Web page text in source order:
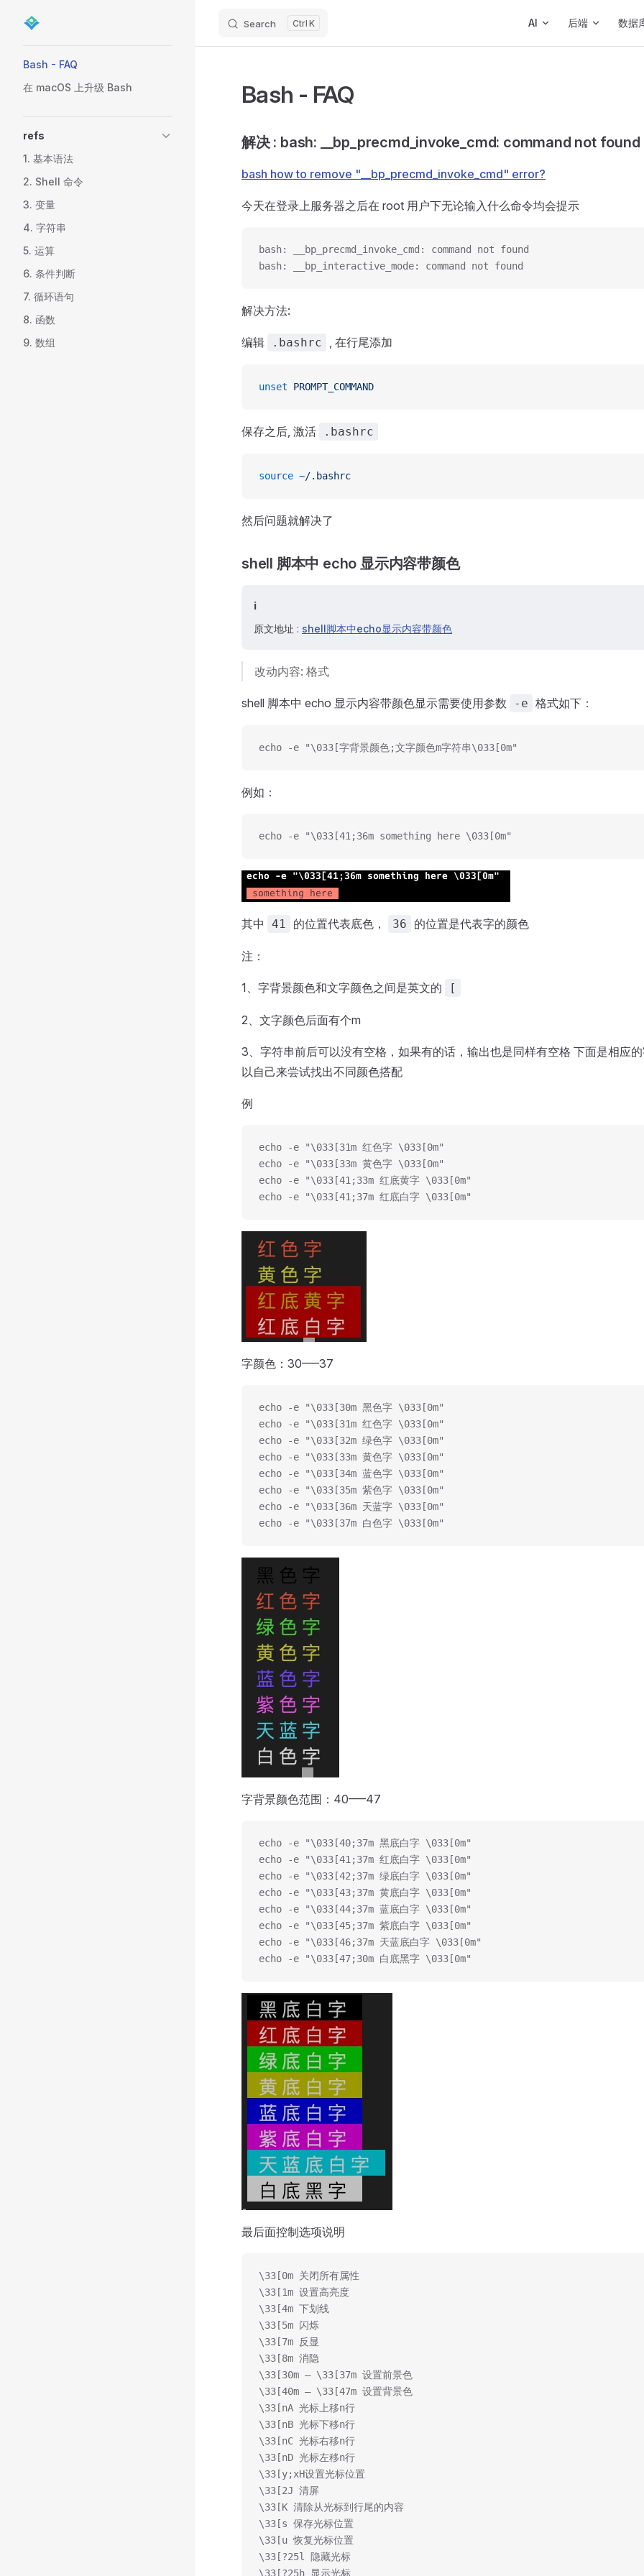
Skip to content Search K AI 后端 数据
Bash - FAQ
在 macOS 上升级 Bash
refs
1. 基本语法
2. Shell 命令
3. 变量
4. 字符串
5. 运算
6. 条件判断
7. 循环语句
8. 函数
9. 数组
Bash - FAQ
解决 : bash: __bp_precmd_invoke_cmd: command not found
bash how to remove "__bp_precmd_invoke_cmd" error?
今天在登录上服务器之后在 root 用户下无论输入什么命令均会提示
bash: __bp_precmd_invoke_cmd: command not found
bash: __bp_interactive_mode: command not found
解决方法:
编辑 .bashrc , 在行尾添加
unset PROMPT_COMMAND
保存之后, 激活 .bashrc
source ~/.bashrc
然后问题就解决了
shell 脚本中 echo 显示内容带颜色
ℹ️
原文地址 : shell脚本中echo显示内容带颜色
改动内容: 格式
shell 脚本中 echo 显示内容带颜色显示需要使用参数 -e 格式如下：
echo -e "\033[字背景颜色;文字颜色m字符串\033[0m"
例如：
echo -e "\033[41;36m something here \033[0m"
其中 41 的位置代表底色， 36 的位置是代表字的颜色
注：
1、字背景颜色和文字颜色之间是英文的 [
2、文字颜色后面有个m
3、字符串前后可以没有空格，如果有的话，输出也是同样有空格 下面是相应
以自己来尝试找出不同颜色搭配
例
echo -e "\033[31m 红色字 \033[0m"
echo -e "\033[33m 黄色字 \033[0m"
echo -e "\033[41;33m 红底黄字 \033[0m"
echo -e "\033[41;37m 红底白字 \033[0m"
字颜色：30—–37
echo -e "\033[30m 黑色字 \033[0m"
echo -e "\033[31m 红色字 \033[0m"
echo -e "\033[32m 绿色字 \033[0m"
echo -e "\033[33m 黄色字 \033[0m"
echo -e "\033[34m 蓝色字 \033[0m"
echo -e "\033[35m 紫色字 \033[0m"
echo -e "\033[36m 天蓝字 \033[0m"
echo -e "\033[37m 白色字 \033[0m"
字背景颜色范围：40—–47
echo -e "\033[40;37m 黑底白字 \033[0m"
echo -e "\033[41;37m 红底白字 \033[0m"
echo -e "\033[42;37m 绿底白字 \033[0m"
echo -e "\033[43;37m 黄底白字 \033[0m"
echo -e "\033[44;37m 蓝底白字 \033[0m"
echo -e "\033[45;37m 紫底白字 \033[0m"
echo -e "\033[46;37m 天蓝底白字 \033[0m"
echo -e "\033[47;30m 白底黑字 \033[0m"
最后面控制选项说明
\33[0m 关闭所有属性
\33[1m 设置高亮度
\33[4m 下划线
\33[5m 闪烁
\33[7m 反显
\33[8m 消隐
\33[30m — \33[37m 设置前景色
\33[40m — \33[47m 设置背景色
\33[nA 光标上移n行
\33[nB 光标下移n行
\33[nC 光标右移n行
\33[nD 光标左移n行
\33[y;xH设置光标位置
\33[2J 清屏
\33[K 清除从光标到行尾的内容
\33[s 保存光标位置
\33[u 恢复光标位置
\33[?25l 隐藏光标
\33[?25h 显示光标